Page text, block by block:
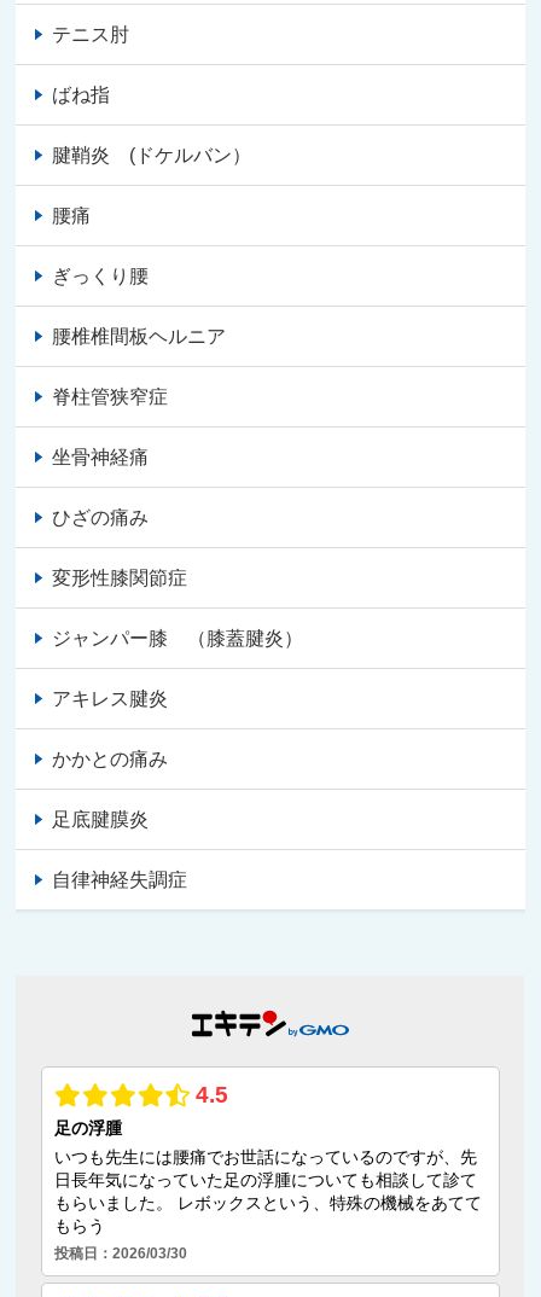
テニス肘
ばね指
腱鞘炎 (ドケルバン）
腰痛
ぎっくり腰
腰椎椎間板ヘルニア
脊柱管狭窄症
坐骨神経痛
ひざの痛み
変形性膝関節症
ジャンパー膝 （膝蓋腱炎）
アキレス腱炎
かかとの痛み
足底腱膜炎
自律神経失調症